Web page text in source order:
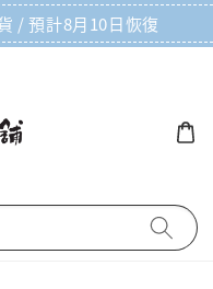
/ 預計8月10日恢復